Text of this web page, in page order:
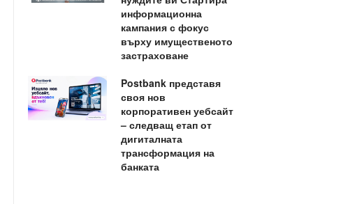
информационна
кампания с фокус
върху имущественото
застраховане
Postbank представя
своя нов
корпоративен уебсайт
– следващ етап от
дигиталната
трансформация на
банката